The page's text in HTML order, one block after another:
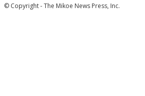
© Copyright - The Mikoe News Press, Inc.